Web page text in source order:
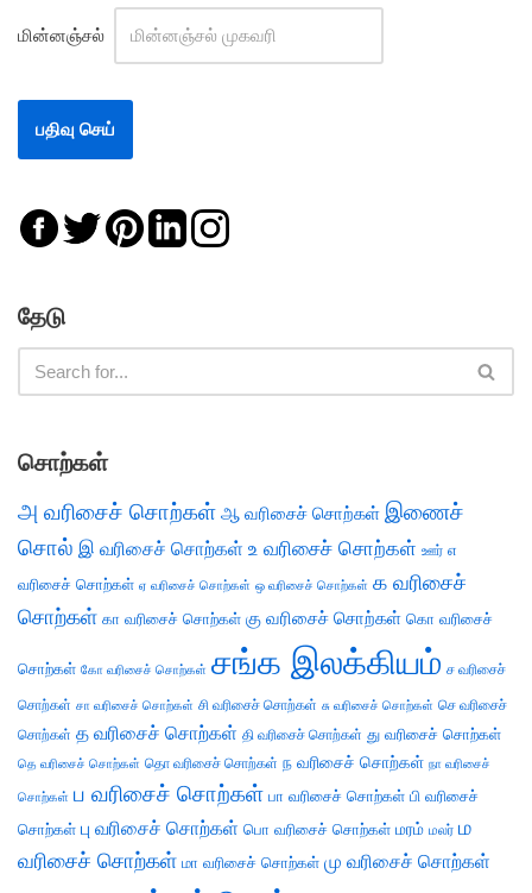
மின்னஞ்சல்
தேடு
சொற்கள்
அ வரிசைச் சொற்கள் ஆ வரிசைச் சொற்கள் இணைச்
சொல் இ வரிசைச் சொற்கள் உ வரிசைச் சொற்கள் ஊர் எ
வரிசைச் சொற்கள் ஏ வரிசைச் சொற்கள் ஒ வரிசைச் சொற்கள் க வரிசைச்
சொற்கள் கா வரிசைச் சொற்கள் கு வரிசைச் சொற்கள் கொ வரிசைச்
சொற்கள் கோ வரிசைச் சொற்கள் சங்க இலக்கியம் ச வரிசைச்
சொற்கள் சா வரிசைச் சொற்கள் சி வரிசைச் சொற்கள் சு வரிசைச் சொற்கள் செ வரிசைச்
சொற்கள் த வரிசைச் சொற்கள் தி வரிசைச் சொற்கள் து வரிசைச் சொற்கள்
தெ வரிசைச் சொற்கள் தொ வரிசைச் சொற்கள் ந வரிசைச் சொற்கள் நா வரிசைச்
சொற்கள் ப வரிசைச் சொற்கள் பா வரிசைச் சொற்கள் பி வரிசைச்
சொற்கள் பு வரிசைச் சொற்கள் பொ வரிசைச் சொற்கள் மரம் மலர் ம
வரிசைச் சொற்கள் மா வரிசைச் சொற்கள் மு வரிசைச் சொற்கள்